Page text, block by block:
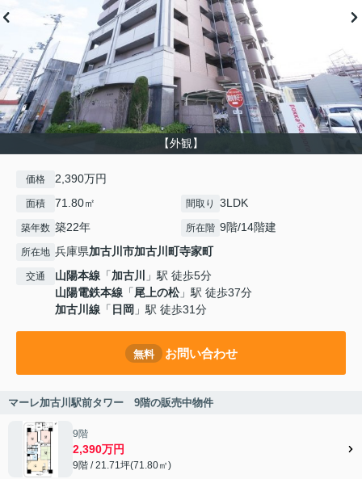
【外観】
価格 2,390万円
面積 71.80㎡ 間取り 3LDK
築年数 築22年 所在階 9階/14階建
所在地 兵庫県加古川市加古川町寺家町
交通 山陽本線 「加古川
」駅 徒歩5分
山陽電鉄本線 「尾上の松」駅 徒歩37分
加古川線 「 日岡 」駅 徒歩31分
無料 お問い合わせ
マーレ加古川駅前タワー 9階の販売中物件
9階
2,390万円
9階 / 21.71坪(71.80㎡)